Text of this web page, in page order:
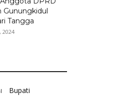
Gunungkidul
Tangga
2024
Bupati